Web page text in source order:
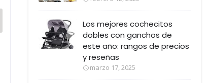
Los mejores cochecitos
dobles con ganchos de
este año: rangos de precios
y reseñas
marzo 17, 2025